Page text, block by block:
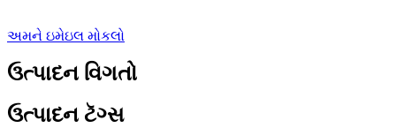
અમને ઇમેઇલ મોકલો
ઉત્પાદન વિગતો
ઉત્પાદન ટૅગ્સ